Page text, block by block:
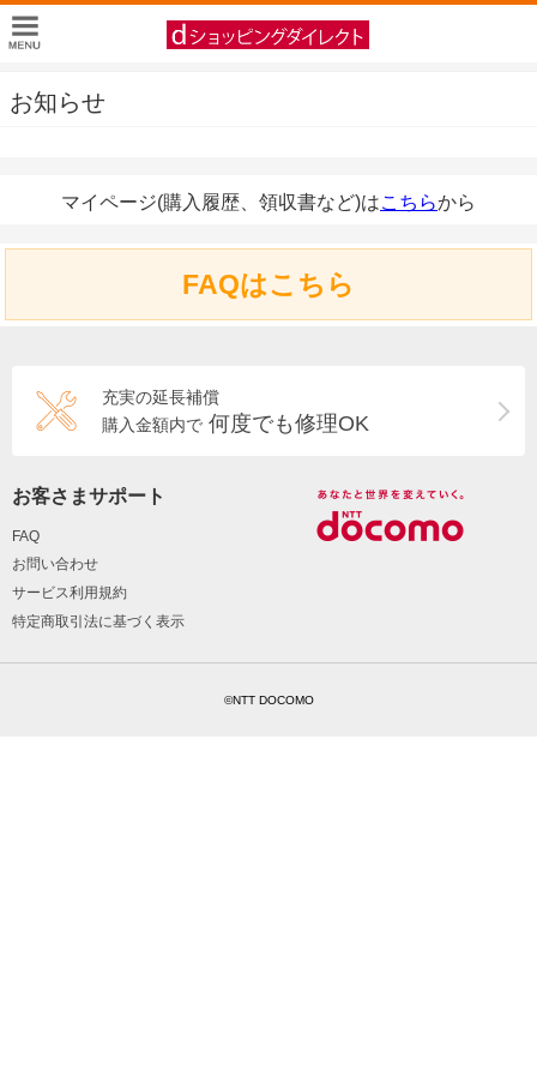
お知らせ
マイページ(購入履歴、領収書など)はこちらから
FAQはこちら
充実の延長補償
購入金額内で 何度でも修理OK
お客さまサポート
FAQ
お問い合わせ
サービス利用規約
特定商取引法に基づく表示
©NTT DOCOMO